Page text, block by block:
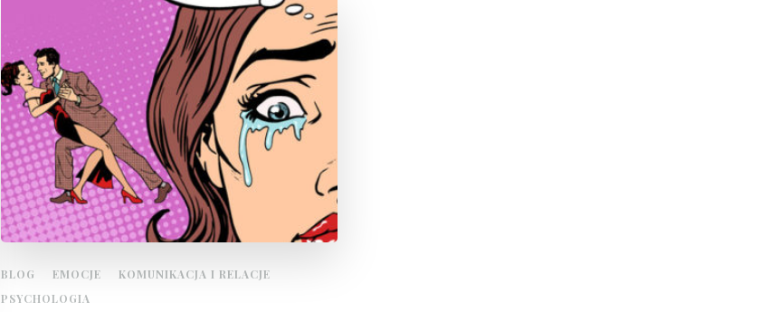
BLOG EMOCJE
KOMUNIKACJA I RELACJE
PSYCHOLOGIA